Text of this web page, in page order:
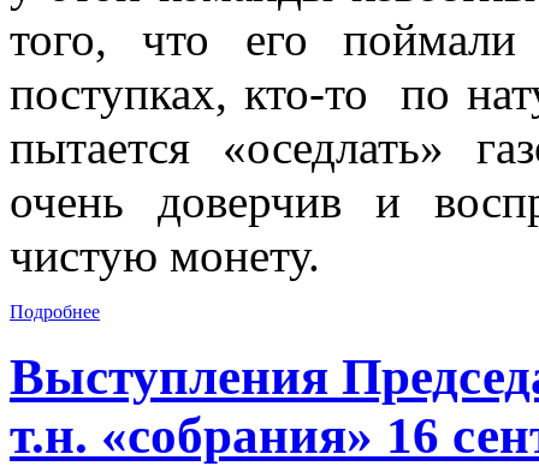
того, что его
поступках, кто-то по
пытается «оседлать»
очень доверчив и
чистую монету.
Подробнее
Выступления
т.н. «собрания» 16